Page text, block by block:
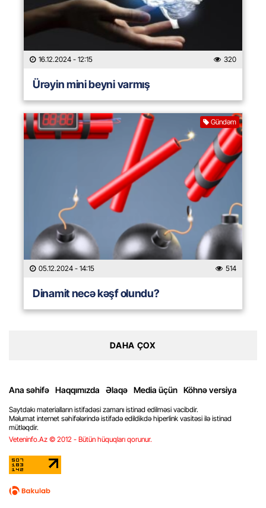
16.12.2024 - 12:15 320
Ürəyin mini beyni varmış
Gündəm
05.12.2024 - 14:15 514
Dinamit necə kəşf olundu?
DAHA ÇOX
Ana səhifə Haqqımızda Əlaqə Media üçün Köhnə versiya
Saytdakı materialların istifadəsi zamanı istinad edilməsi vacibdir.
Məlumat internet səhifələrində istifadə edildikdə hiperlink vasitəsi ilə istinad
mütləqdir.
Veteninfo.Az © 2012 - Bütün hüquqları qorunur.